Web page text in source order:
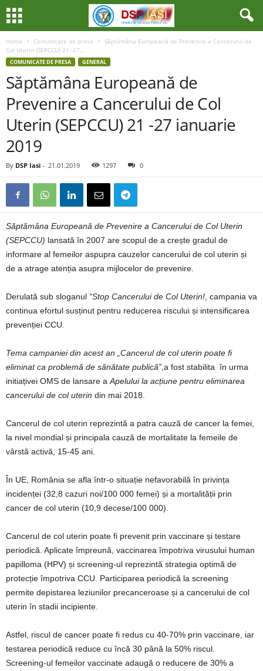
Home Comunicate de presa
Săptămâna Europeană de Prevenire a Cancerului de
Col Uterin (SEPCCU) 21 -27...
COMUNICATE DE PRESA GENERAL
Săptămâna Europeană de
Prevenire a Cancerului de Col
Uterin (SEPCCU) 21 -27 ianuarie
2019
By DSP Iasi - 21.01.2019 1297 0
Săptămâna Europeană de Prevenire a Cancerului de Col Uterin
(SEPCCU) lansată în 2007 are scopul de a crește gradul de
informare al femeilor aspupra cauzelor cancerului de col uterin și
de a atrage atenția asupra mijlocelor de prevenire.
Derulată sub sloganul “Stop Cancerului de Col Uterin! , campania va
continua efortul susținut pentru reducerea riscului și intensificarea
prevenției CCU
Tema campaniei din acest an
„Cancerul de col uterin poate fi
eliminat ca problemă de sănătate publică” ,a fost stabilita în urma
initiațivei OMS de lansare a Apelului la acțiune pentru eliminarea
cancerului de col uterin din mai 2018.
Cancerul de col uterin reprezintă a patra cauză de cancer la femei,
la nivel mondial și principala cauză de mortalitate la femeile de
vârstă activă, 15-45 ani.
În UE, România se afla într-o situație nefavorabilă în privința
incidenței (32,8 cazuri noi/100 000 femei) și a mortalității prin
cancer de col uterin (10,9 decese/100 000).
Cancerul de col uterin poate fi prevenit prin vaccinare și testare
periodică. Aplicate împreună, vaccinarea împotriva virusului human
papilloma (HPV) și screening-ul reprezintă strategia optimă de
protecție împotriva CCU. Participarea periodică la screening
permite depistarea leziunilor precanceroase și a cancerului de col
uterin în stadii incipiente.
Astfel, riscul de cancer poate fi redus cu 40-70% prin vaccinare, iar
testarea periodică reduce cu încă 30 până la 50% riscul.
Screening-ul femeilor vaccinate adaugă o reducere de 30% a